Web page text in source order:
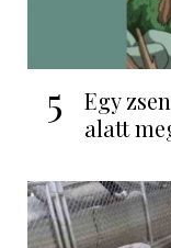
5
Egy
alatt